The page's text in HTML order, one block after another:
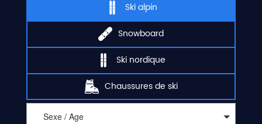
Ski alpin
Snowboard
Ski nordique
Chaussures de ski
Sexe / Age